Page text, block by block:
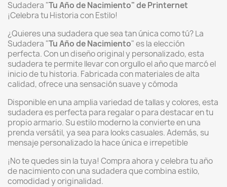
Sudadera "Tu Año de Nacimiento" de Printernet
¡Celebra tu Historia con Estilo!
¿Quieres una sudadera que sea tan única como tú? La
Sudadera "Tu Año de Nacimiento" es la elección
perfecta. Con un diseño original y personalizado, esta
sudadera te permite llevar con orgullo el año que marcó el
inicio de tu historia. Fabricada con materiales de alta
calidad, ofrece una sensación suave y cómoda
Disponible en una amplia variedad de tallas y colores, esta
sudadera es perfecta para regalar o para destacar en tu
propio armario. Su estilo moderno la convierte en una
prenda versátil, ya sea para looks casuales. Además, su
mensaje personalizado la hace única e irrepetible
¡No te quedes sin la tuya! Compra ahora y celebra tu año
de nacimiento con una sudadera que combina estilo,
comodidad y originalidad.